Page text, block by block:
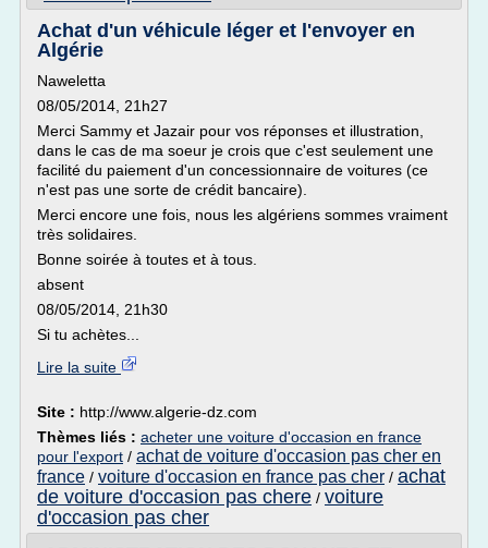
Achat d'un véhicule léger et l'envoyer en
Algérie
Naweletta
08/05/2014, 21h27
Merci Sammy et Jazair pour vos réponses et illustration,
dans le cas de ma soeur je crois que c'est seulement une
facilité du paiement d'un concessionnaire de voitures (ce
n'est pas une sorte de crédit bancaire).
Merci encore une fois, nous les algériens sommes vraiment
très solidaires.
Bonne soirée à toutes et à tous.
absent
08/05/2014, 21h30
Si tu achètes...
Lire la suite
Site : http://www.algerie-dz.com
Thèmes liés : acheter une voiture d'occasion en france
pour l'export / achat de voiture d'occasion pas cher en
france / voiture d'occasion en france pas cher / achat
de voiture d'occasion pas chere / voiture
d'occasion pas cher